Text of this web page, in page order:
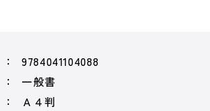
9784041104088
一般書
Ａ４判